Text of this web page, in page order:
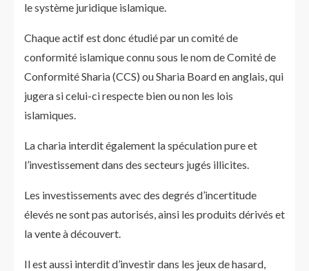
le système juridique islamique.
Chaque actif est donc étudié par un comité de
conformité islamique connu sous le nom de Comité de
Conformité Sharia (CCS) ou Sharia Board en anglais, qui
jugera si celui-ci respecte bien ou non les lois
islamiques.
La charia interdit également la spéculation pure et
l’investissement dans des secteurs jugés illicites.
Les investissements avec des degrés d’incertitude
élevés ne sont pas autorisés, ainsi les produits dérivés et
la vente à découvert.
Il est aussi interdit d’investir dans les jeux de hasard,